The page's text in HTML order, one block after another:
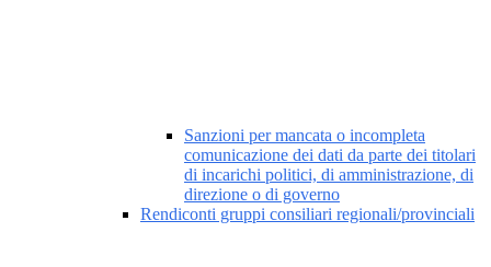
Sanzioni per mancata o incompleta
comunicazione dei dati da parte dei titolari
di incarichi politici, di amministrazione, di
direzione o di governo
Rendiconti gruppi consiliari regionali/provinciali